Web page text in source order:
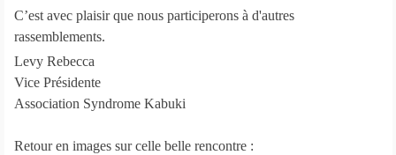
C’est avec plaisir que nous participerons à d'autres
rassemblements.
Levy Rebecca
Vice Présidente
Association Syndrome Kabuki
Retour en images sur celle belle rencontre :